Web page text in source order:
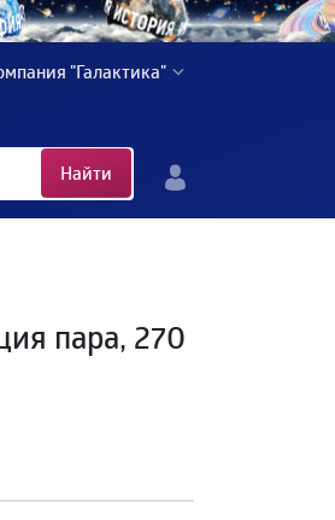
"Галактика"
Найти
пара, 270